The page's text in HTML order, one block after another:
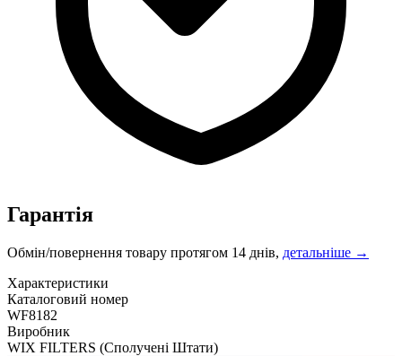
Гарантія
Обмін/повернення товару протягом 14 днів, детальніше →
Характеристики
Каталоговий номер
WF8182
Виробник
WIX FILTERS (Сполучені Штати)